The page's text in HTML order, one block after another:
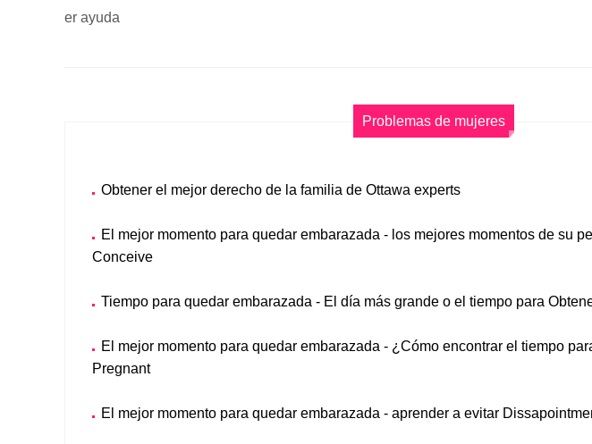
er ayuda
Problemas de mujeres
Obtener el mejor derecho de la familia de Ottawa experts
El mejor momento para quedar embarazada - los mejores momentos de su
Conceive
Tiempo para quedar embarazada - El día más grande o el tiempo para
El mejor momento para quedar embarazada - ¿Cómo encontrar el tiempo
Pregnant
El mejor momento para quedar embarazada - aprender a evitar